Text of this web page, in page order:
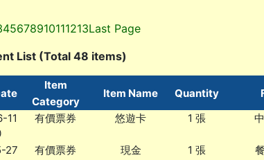
45678910111213Last Page
List (Total 48 items)
Item
Category
Item Name Quantity
11
有價票券 悠遊卡 1 張
27
有價票券 現金 1 張